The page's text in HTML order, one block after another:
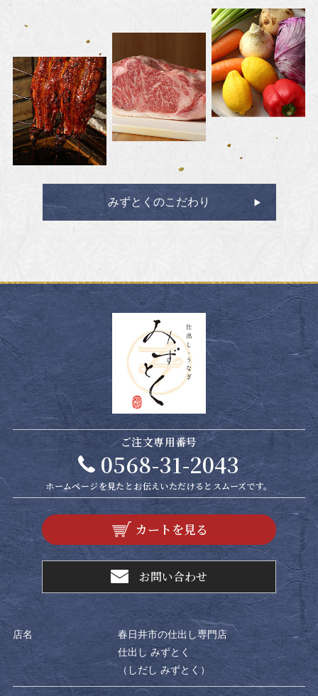
みずとくのこだわり
ご注文専用番号
0568-31-2043
ホームページを見たとお伝えいただけるとスムーズです。
カートを見る
お問い合わせ
店名
春日井市の仕出し専門店
仕出し みずとく
（しだし みずとく）